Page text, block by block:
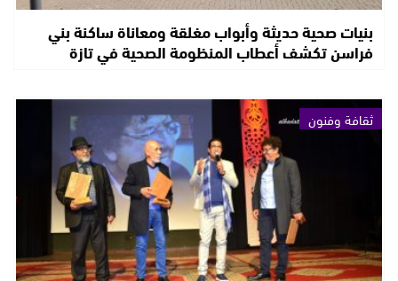
بنيات صحية حديثة وأبواب مغلقة ومعاناة ساكنة بني
فراسن تكشف أعطاب المنظومة الصحية في تازة
ثقافة وفنون